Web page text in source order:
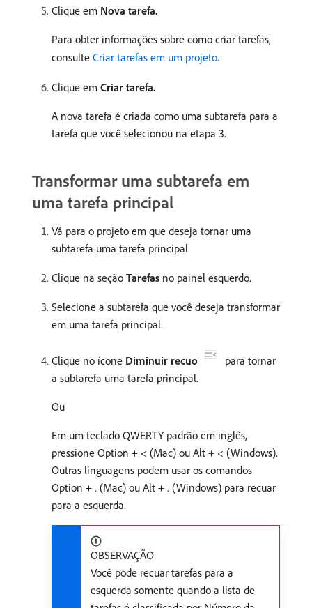
Clique em Nova tarefa.
Para obter informações sobre como criar tarefas,
consulte Criar tarefas em um projeto.
Clique em Criar tarefa.
A nova tarefa é criada como uma subtarefa para a
tarefa que você selecionou na etapa 3.
Transformar uma subtarefa em
uma tarefa principal
Vá para o projeto em que deseja tornar uma
subtarefa uma tarefa principal.
Clique na seção Tarefas no painel esquerdo.
Selecione a subtarefa que você deseja transformar
em uma tarefa principal.
Clique no ícone Diminuir recuo
para tornar
a subtarefa uma tarefa principal.
Ou
Em um teclado QWERTY padrão em inglês,
pressione Option + < (Mac) ou Alt + < (Windows).
Outras linguagens podem usar os comandos
Option + . (Mac) ou Alt + . (Windows) para recuar
para a esquerda.
OBSERVAÇÃO
Você pode recuar tarefas para a
esquerda somente quando a lista de